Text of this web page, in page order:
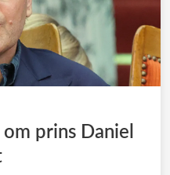
prins Daniel